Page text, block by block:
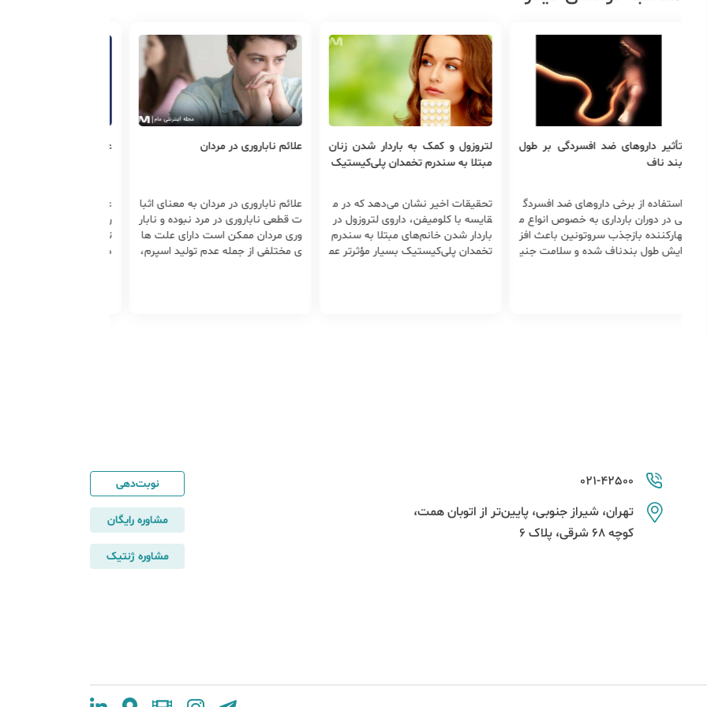
ضد افسردگی بر طول
از برخی داروهای ضد افسردگ
بارداری به خصوص انواع م
بازجذب سروتونین باعث افز
بندناف شده و سلامت جنی
لتروزول و کمک به باردار شدن زنان
مبتلا به سندرم تخمدان پلی‌کیستیک
تحقیقات اخیر نشان می‌دهد که در م
قایسه با کلومیفن، داروی لتروزول در
باردار شدن خانم‌های مبتلا به سندرم
تخمدان‌‌ پلی‌کیستیک بسیار مؤثرتر عم
​علائم ناباروری در مردان
​علائم ناباروری در مردان به معنای اثبا
ت قطعی ناباروری در مرد نبوده و نابار
وری مردان ممکن است دارای علت ها
ی مختلفی از جمله عدم تولید اسپرم،
علت ناباروری در مردان
علت های مختلفی را می‌توان به نابارو
ری مردان اختصاص داد. این علل عبار
تند از: سن، اختلالات فیزیکی، نقص
در تولید، عملکرد و مورفولوژی اسپرم،
021-42500
تهران، شیراز جنوبی، پایین‌تر از اتوبان همت،
کوچه 68 شرقی، پلاک 6
نوبت‌دهی
مشاوره رایگان
مشاوره ژنتیک